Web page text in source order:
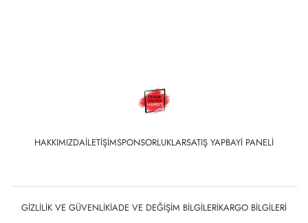
HAKKIMIZDAİLETIŞIMSPONSORLUKLARSATIŞ YAPBAYI PANELI
GIZLILIK VE GÜVENLIKİADE VE DEĞIŞIM BILGILERIKARGO BILGILERI